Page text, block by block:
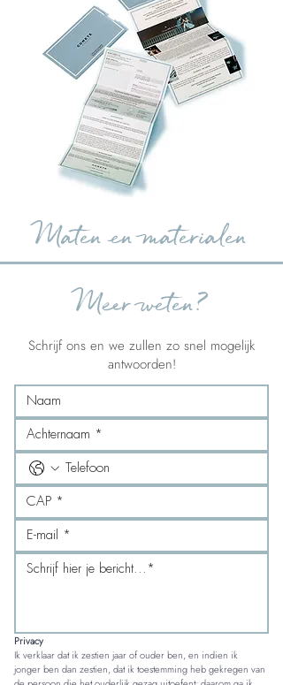
Maten en materialen
Meer weten?
Schrijf ons en we zullen zo snel mogelijk
antwoorden!
Privacy
Ik verklaar dat ik zestien jaar of ouder ben, en indien ik
jonger ben dan zestien, dat ik toestemming heb gekregen van